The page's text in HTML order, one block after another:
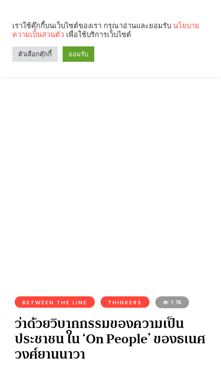
BETWEEN THE LINE THINKERS 1.7K
ว่าด้วยวิบากกรรมของความเป็น
ประชาชน ใน ‘On People’ ของธเนศ
วงศ์ยานนาวา
เราใช้คุ๊กกี้บนเว็บไซต์ของเรา กรุณาอ่านและยอมรับ นโยบาย
ความเป็นส่วนตัว เพื่อใช้บริการเว็บไซต์
ตัวเลือกคุ๊กกี้ ยอมรับ